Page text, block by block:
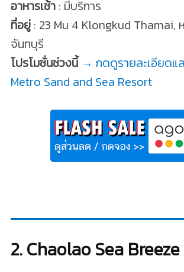
อาหารเช้า: มีบริการ
ที่อยู่: 23 Mu 4 Klongkud Thamai,
จันทบุรี
โปรโมชั่นช่วงนี้ → กดดูรายละเอียดแ
Metro Sand and Sea Resort
2. Chaolao Sea